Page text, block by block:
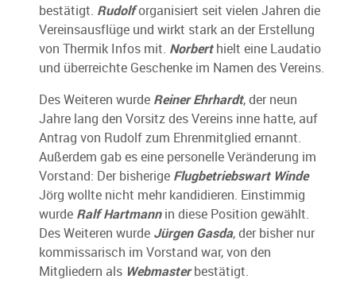
bestätigt. Rudolforganisiert seit vielen Jahren die
Vereinsausflüge und wirkt stark an der Erstellung
von Thermik Infos mit. Norberthielt eine Laudatio
und überreichte Geschenke im Namen des Vereins.
Des Weiteren wurde Reiner Ehrhardt, der neun
Jahre lang den Vorsitz des Vereins inne hatte, auf
Antrag von Rudolf zum Ehrenmitglied ernannt.
Außerdem gab es eine personelle Veränderung im
Vorstand: Der bisherige Flugbetriebswart Winde
Jörg wollte nicht mehr kandidieren. Einstimmig
wurde Ralf Hartmannin diese Position gewählt.
Des Weiteren wurde Jürgen Gasda, der bisher nur
kommissarisch im Vorstand war, von den
Mitgliedern als Webmasterbestätigt.